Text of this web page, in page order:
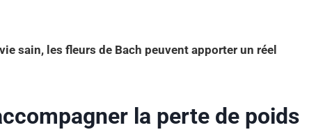
sain, les fleurs de Bach peuvent apporter un réel
la perte de poids